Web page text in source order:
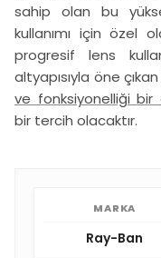
sahip olan bu
kullanımı için özel
progresif lens
altyapısıyla öne
ve fonksiyonelliği
bir tercih olacaktır.
MARKA
Ray-Ban